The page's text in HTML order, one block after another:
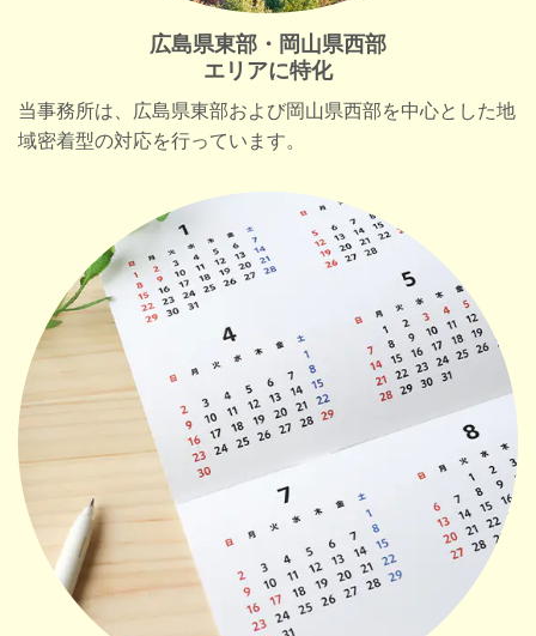
広島県東部・岡山県西部
エリアに特化
当事務所は、広島県東部および岡山県西部を中心とした地
域密着型の対応を行っています。